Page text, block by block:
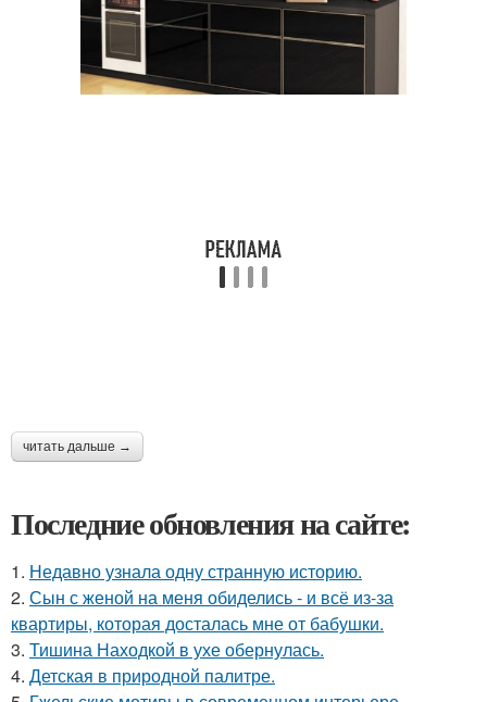
читать дальше →
Последние обновления на сайте:
1. Недавно узнала одну странную историю.
2. Сын с женой на меня обиделись - и всё из-за
квартиры, которая досталась мне от бабушки.
3. Тишина Находкой в ухе обернулась.
4. Детская в природной палитре.